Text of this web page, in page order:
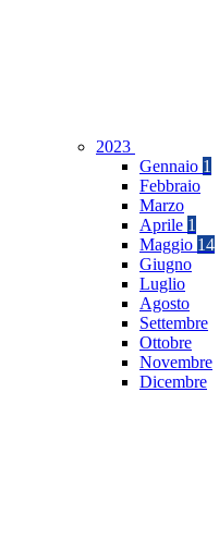
2023
Gennaio 1
Febbraio
Marzo
Aprile 1
Maggio 14
Giugno
Luglio
Agosto
Settembre
Ottobre
Novembre
Dicembre